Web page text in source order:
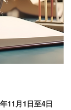
11月1日至4日